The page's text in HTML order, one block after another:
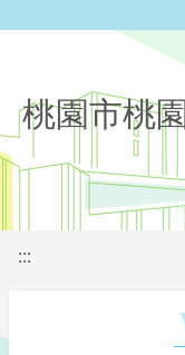
桃園市桃
:::